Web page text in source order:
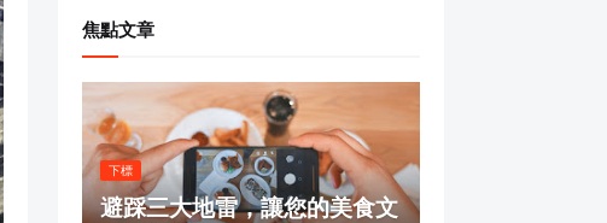
焦點文章
下標
避踩三大地雷，讓您的美食文